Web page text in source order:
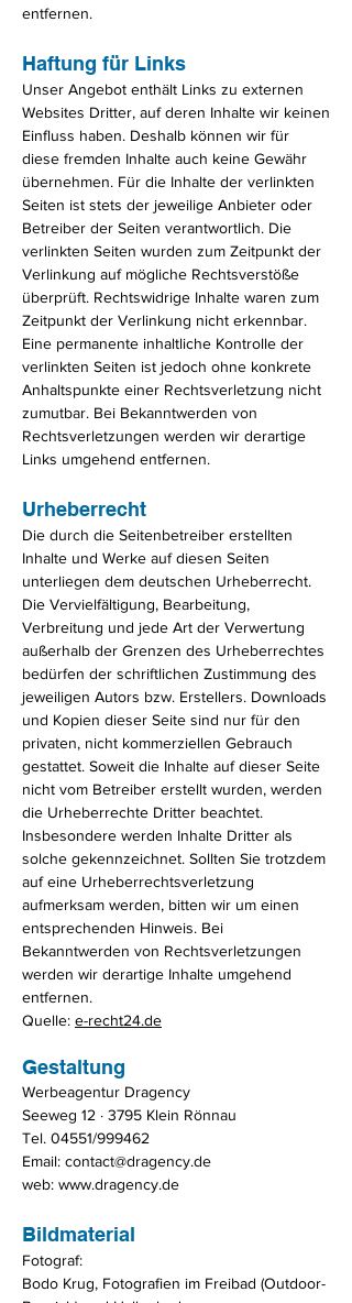
entfernen.
Haftung für Links
Unser Angebot enthält Links zu externen
Websites Dritter, auf deren Inhalte wir keinen
Einfluss haben. Deshalb können wir für
diese fremden Inhalte auch keine Gewähr
übernehmen. Für die Inhalte der verlinkten
Seiten ist stets der jeweilige Anbieter oder
Betreiber der Seiten verantwortlich. Die
verlinkten Seiten wurden zum Zeitpunkt der
Verlinkung auf mögliche Rechtsverstöße
überprüft. Rechtswidrige Inhalte waren zum
Zeitpunkt der Verlinkung nicht erkennbar.
Eine permanente inhaltliche Kontrolle der
verlinkten Seiten ist jedoch ohne konkrete
Anhaltspunkte einer Rechtsverletzung nicht
zumutbar. Bei Bekanntwerden von
Rechtsverletzungen werden wir derartige
Links umgehend entfernen.
Urheberrecht
Die durch die Seitenbetreiber erstellten
Inhalte und Werke auf diesen Seiten
unterliegen dem deutschen Urheberrecht.
Die Vervielfältigung, Bearbeitung,
Verbreitung und jede Art der Verwertung
außerhalb der Grenzen des Urheberrechtes
bedürfen der schriftlichen Zustimmung des
jeweiligen Autors bzw. Erstellers. Downloads
und Kopien dieser Seite sind nur für den
privaten, nicht kommerziellen Gebrauch
gestattet. Soweit die Inhalte auf dieser Seite
nicht vom Betreiber erstellt wurden, werden
die Urheberrechte Dritter beachtet.
Insbesondere werden Inhalte Dritter als
solche gekennzeichnet. Sollten Sie trotzdem
auf eine Urheberrechtsverletzung
aufmerksam werden, bitten wir um einen
entsprechenden Hinweis. Bei
Bekanntwerden von Rechtsverletzungen
werden wir derartige Inhalte umgehend
entfernen.
Quelle: e-recht24.de
Gestaltung
Werbeagentur Dragency
Seeweg 12 · 3795 Klein Rönnau
Tel. 04551/999462
Email: contact@dragency.de
web: www.dragency.de
Bildmaterial
Fotograf:
Bodo Krug, Fotografien im Freibad (Outdoor-